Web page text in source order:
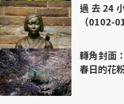
過去24
（0102-
轉角封面
春日的花